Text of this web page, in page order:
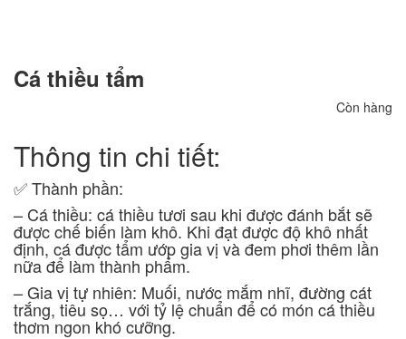
Cá thiều tẩm
Còn hàng
Thông tin chi tiết:
✅ Thành phần:
– Cá thiều: cá thiều tươi sau khi được đánh bắt sẽ
được chế biến làm khô. Khi đạt được độ khô nhất
định, cá được tẩm ướp gia vị và đem phơi thêm lần
nữa để làm thành phẩm.
– Gia vị tự nhiên: Muối, nước mắm nhĩ, đường cát
trắng, tiêu sọ… với tỷ lệ chuẩn để có món cá thiều
thơm ngon khó cưỡng.